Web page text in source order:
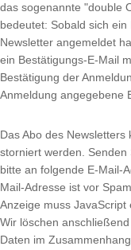
das sogenannte "double
bedeutet: Sobald sich
Newsletter angemeldet
ein Bestätigungs-E-Mail
Bestätigung der
Anmeldung angegebene
Das Abo des Newsletters
storniert werden. Senden
bitte an folgende E-Mail-
Mail-Adresse ist vor
Anzeige muss JavaScript
Wir löschen
Daten im